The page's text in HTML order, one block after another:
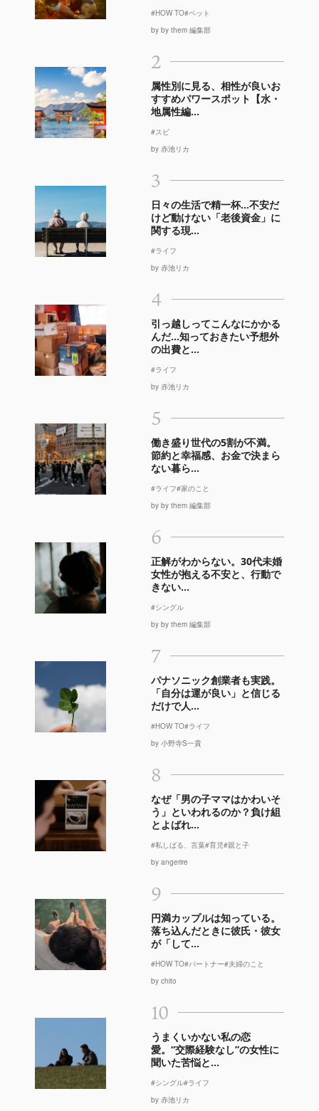
#HOW TO#ペット
by by them 編集部
2
属性別に見る、相性が良いお
すすめパワースポット【水・
地属性編...
#スピ
by 赤池リカ
3
日々の生活で精一杯…不安だ
けど動けない「老後資金」に
関する現...
#ライフ
by 赤池リカ
4
引っ越しってこんなにかかる
んだ…知っておきたい予想外
の出費と...
#ライフ
by 赤池リカ
5
働き盛り世代の5割が不満。
節約と幸福感、お金で決まら
ない暮ら...
#ライフ#家のこと
by by them 編集部
6
正解がわからない。30代未婚
女性が抱える不安と、行動で
きない...
#シングル
by by them 編集部
7
パナソニック創業者も実践。
「自分は運が良い」と信じる
だけで人...
#HOW TO#ライフ
by 小野寺S一貴
8
なぜ「男の子ママはかわいそ
う」といわれるのか？負け組
とよばれ...
#私しばる、言葉#育児#親と子
by angerire
9
円満カップルは知っている。
落ち込んだときに彼氏・彼女
が「して...
#HOW TO#パートナー#夫婦のこと
by chito
10
うまくいかない私の恋
愛。“交際経験なし”の女性に
聞いた苦悩と...
#シングル#ライフ
by 赤池リカ